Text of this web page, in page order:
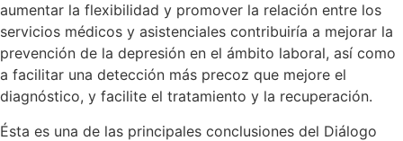
aumentar la flexibilidad y promover la relación entre los
servicios médicos y asistenciales contribuiría a mejorar la
prevención de la depresión en el ámbito laboral, así como
a facilitar una detección más precoz que mejore el
diagnóstico, y facilite el tratamiento y la recuperación.
Ésta es una de las principales conclusiones del Diálogo